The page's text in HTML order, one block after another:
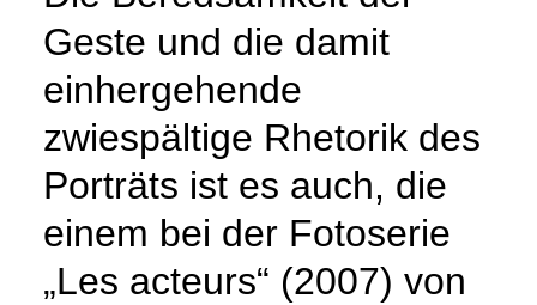
Geste und die damit
einhergehende
zwiespältige Rhetorik des
Porträts ist es auch, die
einem bei der Fotoserie
„Les acteurs“ (2007) von